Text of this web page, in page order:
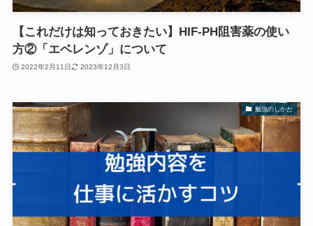
【これだけは知っておきたい】HIF-PH阻害薬の使い
方②「エベレンゾ」について
2022年2月11日 2023年12月3日
勉強のしかた